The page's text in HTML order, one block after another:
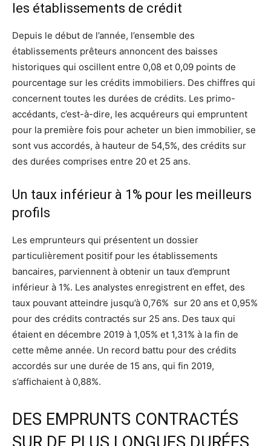
les établissements de crédit
Depuis le début de l’année, l’ensemble des
établissements prêteurs annoncent des baisses
historiques qui oscillent entre 0,08 et 0,09 points de
pourcentage sur les crédits immobiliers. Des chiffres qui
concernent toutes les durées de crédits. Les primo-
accédants, c’est-à-dire, les acquéreurs qui empruntent
pour la première fois pour acheter un bien immobilier, se
sont vus accordés, à hauteur de 54,5%, des crédits sur
des durées comprises entre 20 et 25 ans.
Un taux inférieur à 1% pour les meilleurs
profils
Les emprunteurs qui présentent un dossier
particulièrement positif pour les établissements
bancaires, parviennent à obtenir un taux d’emprunt
inférieur à 1%. Les analystes enregistrent en effet, des
taux pouvant atteindre jusqu’à 0,76% sur 20 ans et 0,95%
pour des crédits contractés sur 25 ans. Des taux qui
étaient en décembre 2019 à 1,05% et 1,31% à la fin de
cette même année. Un record battu pour des crédits
accordés sur une durée de 15 ans, qui fin 2019,
s’affichaient à 0,88%.
DES EMPRUNTS CONTRACTÉS